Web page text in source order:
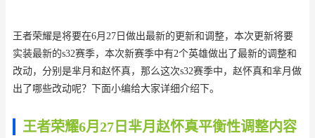
王者荣耀是将要在6月27日做出最新的更新和调整，本次更新将要
实装最新的s32赛季，本次新赛季中有2个英雄做出了最新的调整和
改动，分别是芈月和赵怀真，那么这次s32赛季中，赵怀真和芈月做
出了哪些改动呢？下面小编给大家详细介绍下。
王者荣耀6月27日芈月赵怀真平衡性调整内容